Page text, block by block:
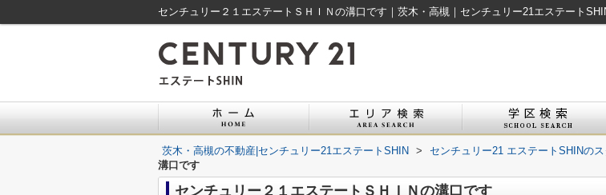
センチュリー２１エステートＳＨＩＮの溝口です｜茨木・高槻｜センチュリー21エステート
茨木・高槻の不動産|センチュリー21エステートSHIN > センチュリー21 エステートSHINの
溝口です
センチュリー２１エステートＳＨＩＮの溝口です